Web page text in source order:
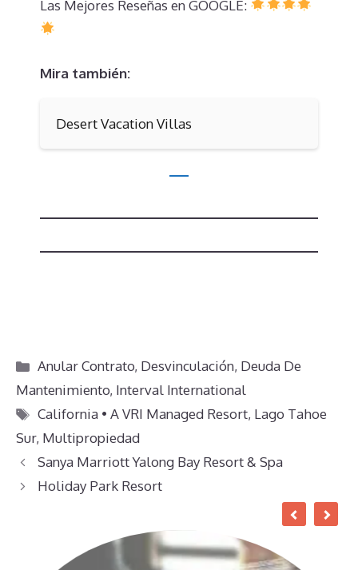
Las Mejores Reseñas en GOOGLE:
Mira también:
Desert Vacation Villas
Categorías
Anular Contrato, Desvinculación, Deuda De
Mantenimiento, Interval International
Etiquetas
California • A VRI Managed Resort, Lago Tahoe
Sur, Multipropiedad
Sanya Marriott Yalong Bay Resort & Spa
Holiday Park Resort